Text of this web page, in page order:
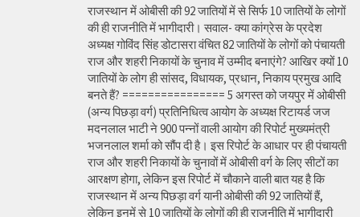
राजस्थान में ओबीसी की 92 जातियों में से सिर्फ 10 जातियों के लोगों
की ही राजनीति में भागीदारी। सवाल- क्या कांग्रेस के प्रदेश
अध्यक्ष गोविंद सिंह डोटासरा वंचित 82 जातियों के लोगों को पंचायती
राज और शहरी निकायों के चुनाव में उम्मीद बनाएंगे? आखिर क्यों 10
जातियों के लोग ही सांसद, विधायक, प्रधान, निकाय प्रमुख आदि
बनते हैं? ================ 5 अगस्त को जयपुर में ओबीसी
(अन्य पिछड़ा वर्ग) प्रतिनिधित्व आयोग के अध्यक्ष रिटायर्ड जज
मदनलाल भाटी ने 900 पन्नों वाली आयोग की रिपोर्ट मुख्यमंत्री
भजनलाल शर्मा को सौंप दी है। इस रिपोर्ट के आधार पर ही पंचायती
राज और शहरी निकायों के चुनावों में ओबीसी वर्ग के लिए सीटों का
आरक्षण होगा, लेकिन इस रिपोर्ट में चौकाने वाली बात यह है कि
राजस्थान में अन्य पिछड़ा वर्ग यानी ओबीसी की 92 जातियों हैं,
लेकिन इनमें से 10 जातियों के लोगों की ही राजनीति में भागीदारी